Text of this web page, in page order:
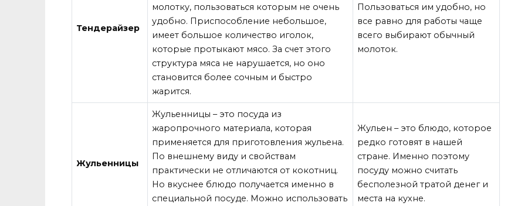
Тендерайзер
молотку, пользоваться которым не очень
удобно. Приспособление небольшое,
имеет большое количество иголок,
которые протыкают мясо. За счет этого
структура мяса не нарушается, но оно
становится более сочным и быстро
жарится.
Пользоваться им удобно, но
все равно для работы чаще
всего выбирают обычный
молоток.
Жульенницы
Жульенницы – это посуда из
жаропрочного материала, которая
применяется для приготовления жульена.
По внешнему виду и свойствам
практически не отличаются от кокотниц.
Но вкуснее блюдо получается именно в
специальной посуде. Можно использовать
Жульен – это блюдо, которое
редко готовят в нашей
стране. Именно поэтому
посуду можно считать
бесполезной тратой денег и
места на кухне.